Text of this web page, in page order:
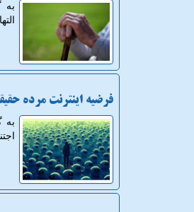
به
فرضیه اینترنت مرده
به